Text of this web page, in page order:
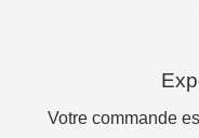
Votre commande